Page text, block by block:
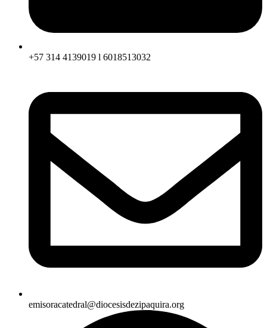
+57 314 4139019 l 6018513032
emisoracatedral@diocesisdezipaquira.org